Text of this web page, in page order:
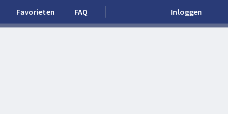
Favorieten FAQ Inloggen